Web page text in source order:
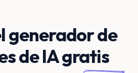
generador de
de IA gratis